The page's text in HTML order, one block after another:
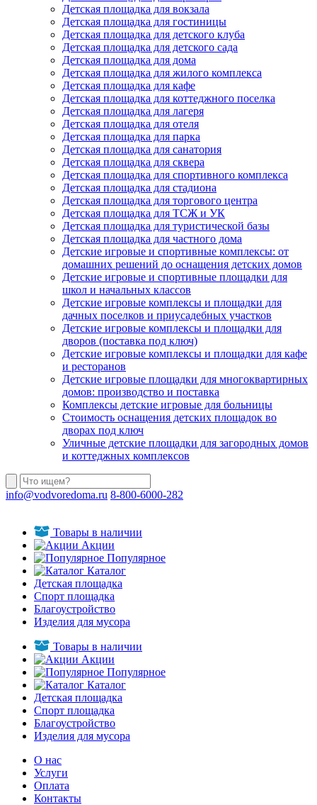
Детская площадка для вокзала
Детская площадка для гостиницы
Детская площадка для детского клуба
Детская площадка для детского сада
Детская площадка для дома
Детская площадка для жилого комплекса
Детская площадка для кафе
Детская площадка для коттеджного поселка
Детская площадка для лагеря
Детская площадка для отеля
Детская площадка для парка
Детская площадка для санатория
Детская площадка для сквера
Детская площадка для спортивного комплекса
Детская площадка для стадиона
Детская площадка для торгового центра
Детская площадка для ТСЖ и УК
Детская площадка для туристической базы
Детская площадка для частного дома
Детские игровые и спортивные комплексы: от
домашних решений до оснащения детских домов
Детские игровые и спортивные площадки для
школ и начальных классов
Детские игровые комплексы и площадки для
дачных поселков и приусадебных участков
Детские игровые комплексы и площадки для
дворов (поставка под ключ)
Детские игровые комплексы и площадки для кафе
и ресторанов
Детские игровые площадки для многоквартирных
домов: производство и поставка
Комплексы детские игровые для больницы
Стоимость оснащения детских площадок во
дворах под ключ
Уличные детские площадки для загородных домов
и коттеджных комплексов
info@vodvoredoma.ru 8-800-6000-282
Товары в наличии
Акции
Популярное
Каталог
Детская площадка
Спорт площадка
Благоустройство
Изделия для мусора
Товары в наличии
Акции
Популярное
Каталог
Детская площадка
Спорт площадка
Благоустройство
Изделия для мусора
О нас
Услуги
Оплата
Контакты